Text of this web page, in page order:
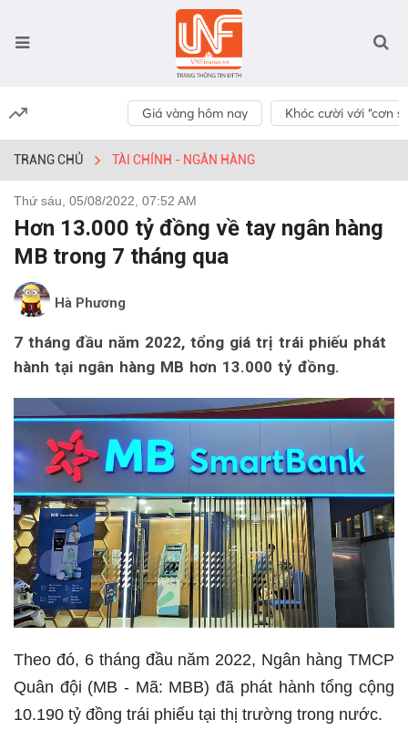
Giá vàng hôm nay Khóc cười với “cơn
TRANG CHỦ TÀI CHÍNH - NGÂN HÀNG
Thứ sáu, 05/08/2022, 07:52 AM
Hơn 13.000 tỷ đồng về tay ngân hàng
MB trong 7 tháng qua
Hà Phương
7 tháng đầu năm 2022, tổng giá trị trái phiếu phát
hành tại ngân hàng MB hơn 13.000 tỷ đồng.
Theo đó, 6 tháng đầu năm 2022, Ngân hàng TMCP
Quân đội (MB - Mã: MBB) đã phát hành tổng cộng
10.190 tỷ đồng trái phiếu tại thị trường trong nước.